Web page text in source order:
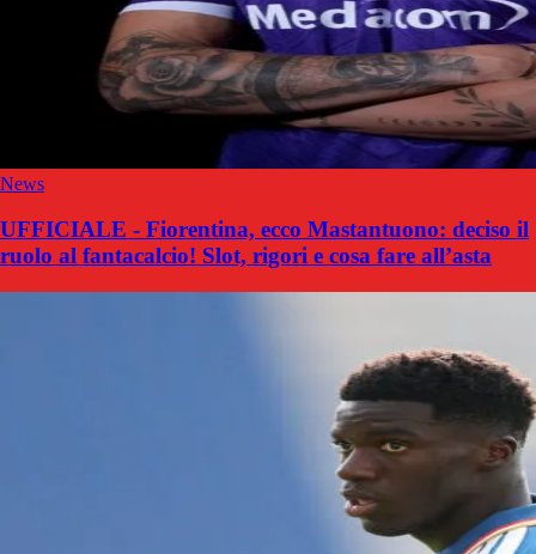
News
UFFICIALE - Fiorentina, ecco Mastantuono: deciso il
ruolo al fantacalcio! Slot, rigori e cosa fare all’asta